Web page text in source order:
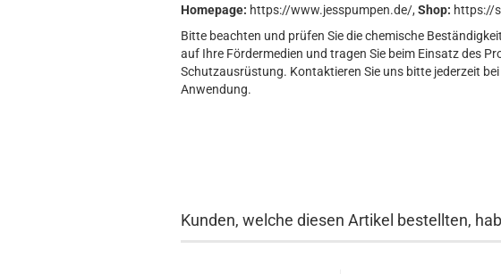
Homepage: https://www.jesspumpen.de/, Shop: https://
Bitte beachten und prüfen Sie die chemische
auf Ihre Fördermedien und tragen Sie beim Einsatz des
Schutzausrüstung. Kontaktieren Sie uns bitte jederzeit
Anwendung.
Kunden, welche diesen Artikel bestellten,